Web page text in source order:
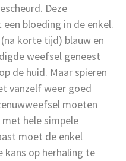
Deze
bloeding in de enkel.
korte tijd) blauw en
weefsel geneest
de huid. Maar spieren
vanzelf weer goed
moeten
hele simpele
moet de enkel
kans op herhaling te